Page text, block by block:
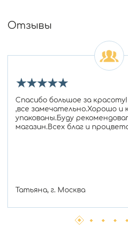
Отзывы
★★★★★
Спасибо большое за
,все замечательно.Хорошо и
упакованы.Буду
магазин.Всех благ и
Татьяна, г. Москва